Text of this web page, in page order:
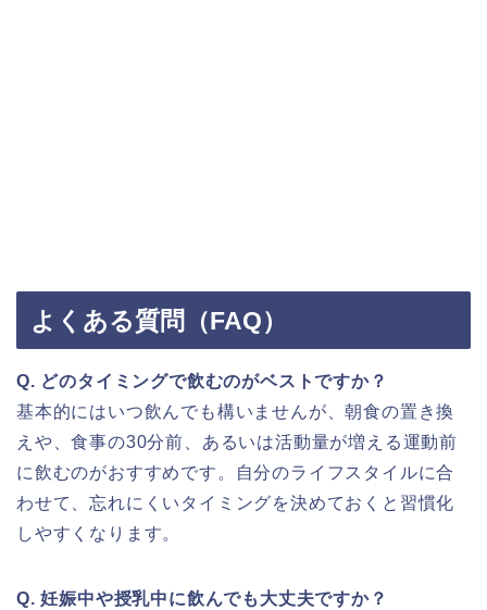
よくある質問（FAQ）
Q. どのタイミングで飲むのがベストですか？
基本的にはいつ飲んでも構いませんが、朝食の置き換
えや、食事の30分前、あるいは活動量が増える運動前
に飲むのがおすすめです。自分のライフスタイルに合
わせて、忘れにくいタイミングを決めておくと習慣化
しやすくなります。
Q. 妊娠中や授乳中に飲んでも大丈夫ですか？